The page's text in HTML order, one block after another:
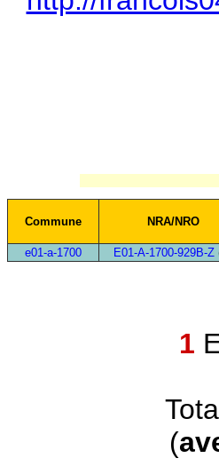
Commune NRA/NRO
e01-a-1700 E01-A-1700-929B-Z
1
(